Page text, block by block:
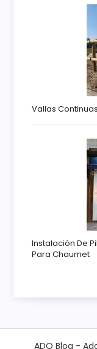
Vallas
Instalación De
Para Chaumet
ADO Blog -